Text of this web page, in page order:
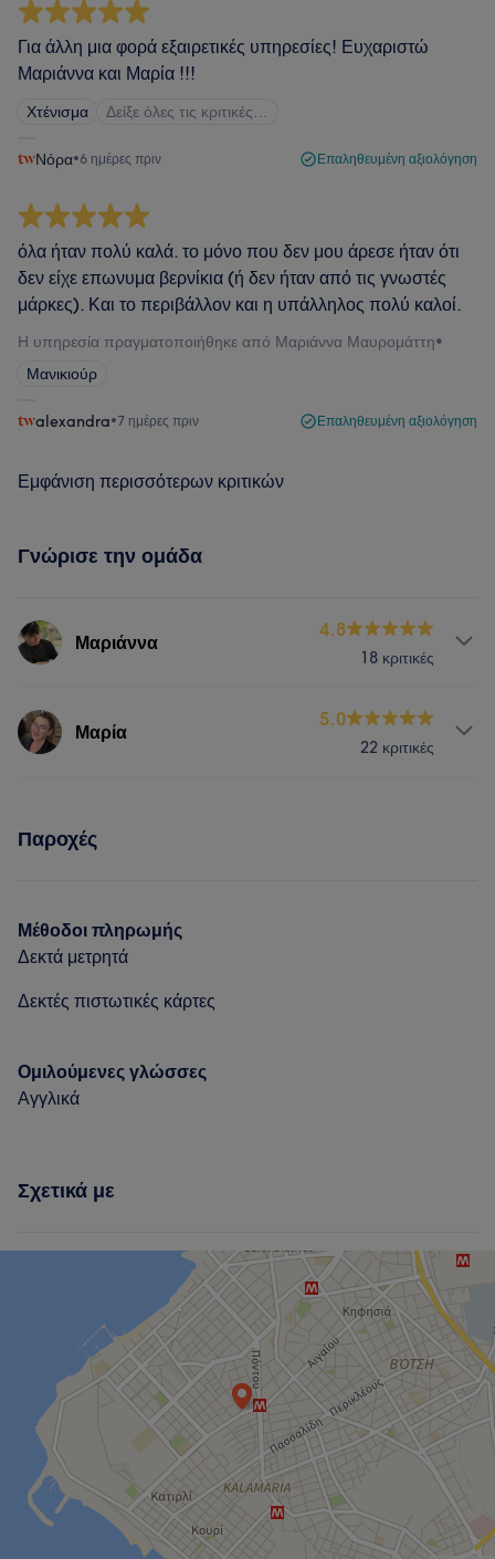
Για άλλη μια φορά εξαιρετικές υπηρεσίες! Ευχαριστώ
Μαριάννα και Μαρία !!!
Χτένισμα Δείξε όλες τις κριτικές…
Νόρα•6 ημέρες πριν Επαληθευμένη αξιολόγηση
όλα ήταν πολύ καλά. το μόνο που δεν μου άρεσε ήταν ότι
δεν είχε επωνυμα βερνίκια (ή δεν ήταν από τις γνωστές
μάρκες). Και το περιβάλλον και η υπάλληλος πολύ καλοί.
Η υπηρεσία πραγματοποιήθηκε από Μαριάννα Μαυρομάττη•
Μανικιούρ
alexandra•7 ημέρες πριν Επαληθευμένη αξιολόγηση
Εμφάνιση περισσότερων κριτικών
Γνώρισε την ομάδα
Μαριάννα
4.8
18 κριτικές
Υπηρεσίες
Μαρία
5.0
22 κριτικές
Μαλλιά
Πορτφόλιο
Τι λένε οι πελάτες μας για Μαρία
Good attention to detail 5
Παροχές
Μέθοδοι πληρωμής
Δεκτά μετρητά
Δεκτές πιστωτικές κάρτες
Ομιλούμενες γλώσσες
Αγγλικά
Σχετικά με